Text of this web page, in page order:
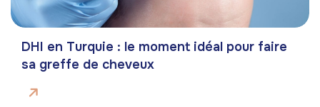
DHI en Turquie : le moment idéal pour faire
sa greffe de cheveux